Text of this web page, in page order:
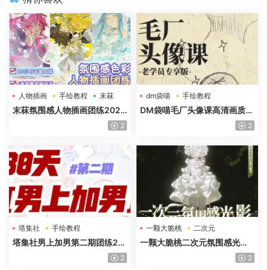
人物插画 手绘教程 末菻
末菻氛围感人物插画团练2025
2
dm袋喵
手绘教程
毛厂头像
DM袋喵毛厂头像课高清画质含
2
塔集社 手绘教程
塔集社男上加男第二期团练20
2
一颗大脆桃
二次元
光影特训班
一颗大脆桃二次元氛围感光影
特训班第5期2025年高清画质2